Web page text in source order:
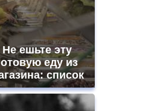
Не ешьте эту
еду из
список